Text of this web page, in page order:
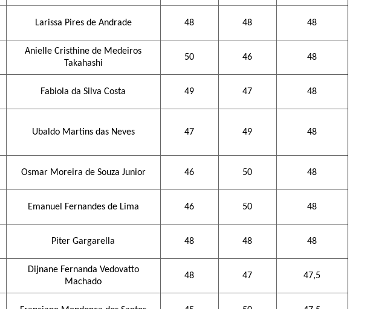
Larissa Pires de Andrade 48 48 48
Anielle Cristhine de Medeiros
Takahashi
50 46 48
Fabiola da Silva Costa 49 47 48
Ubaldo Martins das Neves 47 49 48
Osmar Moreira de Souza Junior 46 50 48
Emanuel Fernandes de Lima 46 50 48
Piter Gargarella 48 48 48
Dijnane Fernanda Vedovatto
Machado
48 47 47,5